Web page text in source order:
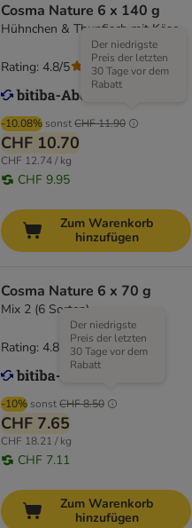
Cosma Nature 6 x 140 g
Hühnchen & Thunfisch mit Käse
-10.08% sonstCHF 11.90
Der niedrigste
Preis der letzten
30 Tage vor dem
Rabatt
CHF 10.70
CHF 12.74 / kg
CHF 9.95
Rating: 4.8/5 (107)
Zum Warenkorb
hinzufügen
Cosma Nature 6 x 70 g
Mix 2 (6 Sorten)
-10% sonstCHF 8.50
Der niedrigste
Preis der letzten
30 Tage vor dem
Rabatt
CHF 7.65
CHF 18.21 / kg
CHF 7.11
Rating: 4.8/5 (170
Zum Warenkorb
hinzufügen